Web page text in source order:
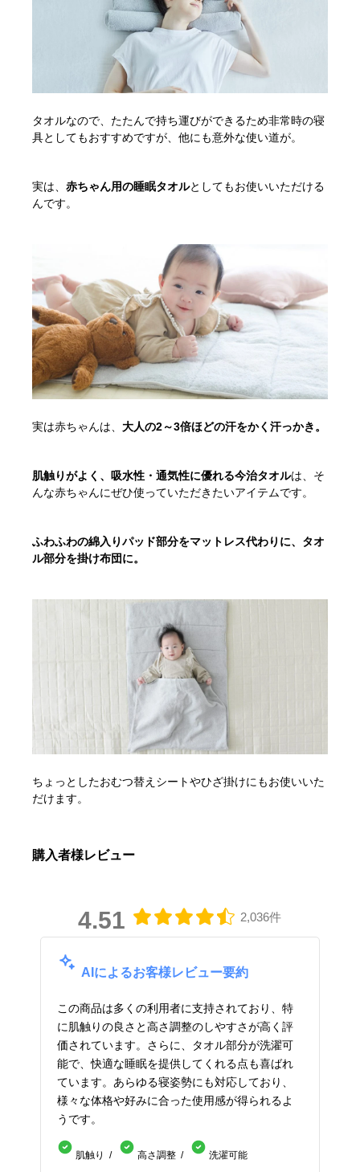
タオルなので、たたんで持ち運びができるため非常時の寝
具としてもおすすめですが、他にも意外な使い道が。
実は、 赤ちゃん用の睡眠タオルとしてもお使いいただける
んです。
実は赤ちゃんは、 大人の2～3倍ほどの汗をかく汗っかき。
肌触りがよく、吸水性・通気性に優れる今治タオルは、そ
んな赤ちゃんにぜひ使っていただきたいアイテムです。
ふわふわの綿入りパッド部分をマットレス代わりに、タオ
ル部分を掛け布団に。
ちょっとしたおむつ替えシートやひざ掛けにもお使いいた
だけます。
購入者様レビュー
4.51 2,036件
AIによるお客様レビュー要約
この商品は多くの利用者に支持されており、特
に肌触りの良さと高さ調整のしやすさが高く評
価されています。さらに、タオル部分が洗濯可
能で、快適な睡眠を提供してくれる点も喜ばれ
ています。あらゆる寝姿勢にも対応しており、
様々な体格や好みに合った使用感が得られるよ
うです。
肌触り 高さ調整 洗濯可能